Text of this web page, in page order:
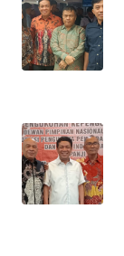
DISCLAIMER
WN
SUMUT